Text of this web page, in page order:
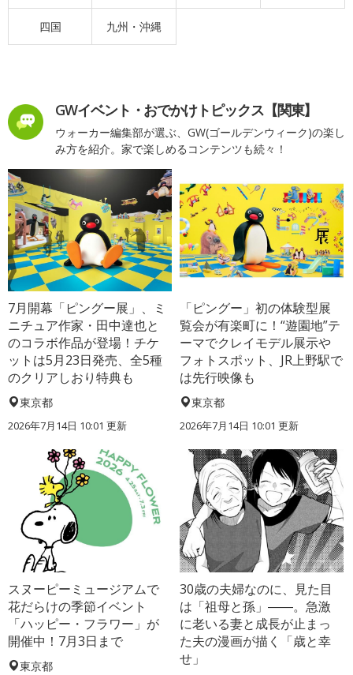
四国 九州・沖縄
GWイベント・おでかけトピックス【関東】
ウォーカー編集部が選ぶ、GW(ゴールデンウィーク)の楽し
み方を紹介。家で楽しめるコンテンツも続々！
7月開幕「ピングー展」、ミ
ニチュア作家・田中達也と
のコラボ作品が登場！チケ
ットは5月23日発売、全5種
のクリアしおり特典も
東京都
2026年7月14日 10:01 更新
「ピングー」初の体験型展
覧会が有楽町に！“遊園地”テ
ーマでクレイモデル展示や
フォトスポット、JR上野駅で
は先行映像も
東京都
2026年7月14日 10:01 更新
スヌーピーミュージアムで
花だらけの季節イベント
「ハッピー・フラワー」が
開催中！7月3日まで
東京都
30歳の夫婦なのに、見た目
は「祖母と孫」――。急激
に老いる妻と成長が止まっ
た夫の漫画が描く「歳と幸
せ」